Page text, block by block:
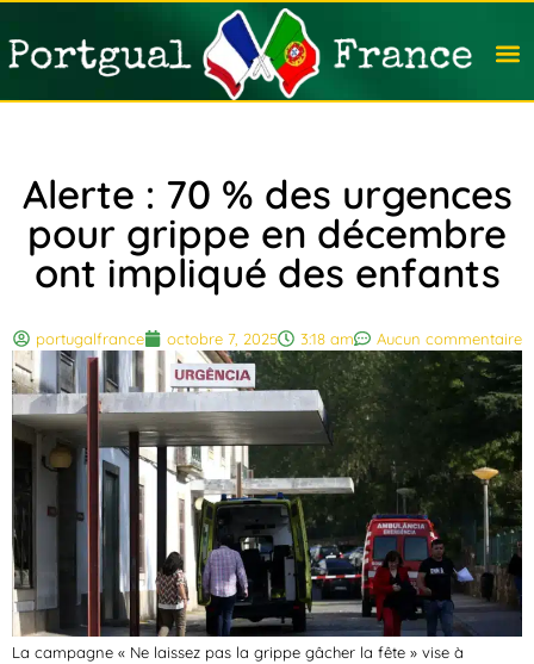
Alerte : 70 % des urgences
pour grippe en décembre
ont impliqué des enfants
portugalfrance octobre 7, 2025 3:18 am Aucun commentaire
La campagne « Ne laissez pas la grippe gâcher la fête » vise à